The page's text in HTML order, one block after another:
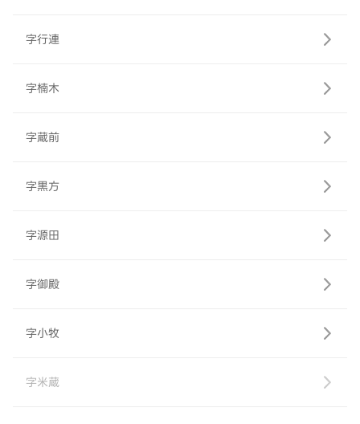
字行連
字楠木
字蔵前
字黒方
字源田
字御殿
字小牧
字米蔵